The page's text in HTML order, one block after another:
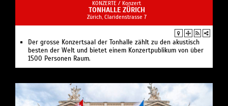
KONZERTE / Konzert
TONHALLE ZÜRICH
Zürich, Claridenstrasse 7
Der grosse Konzertsaal der Tonhalle zählt zu den akustisch
besten der Welt und bietet einem Konzertpublikum von über
1500 Personen Raum.